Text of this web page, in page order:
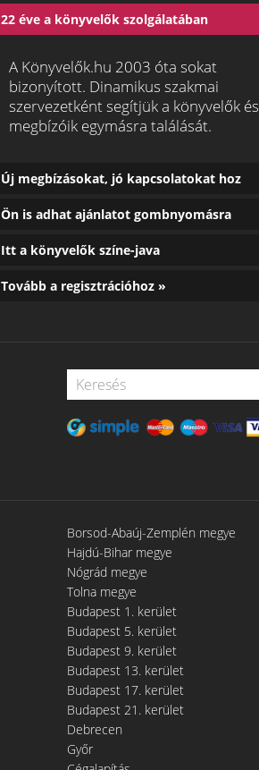
22 éve a könyvelők szolgálatában
A Könyvelők.hu 2003 óta sokat
bizonyított. Dinamikus szakmai
szervezetként segítjük a könyvelők és
megbízóik egymásra találását.
Új megbízásokat, jó kapcsolatokat hoz
Ön is adhat ajánlatot gombnyomásra
Itt a könyvelők színe-java
Tovább a regisztrációhoz »
Borsod-Abaúj-Zemplén megye
Hajdú-Bihar megye
Nógrád megye
Tolna megye
Budapest 1. kerület
Budapest 5. kerület
Budapest 9. kerület
Budapest 13. kerület
Budapest 17. kerület
Budapest 21. kerület
Debrecen
Győr